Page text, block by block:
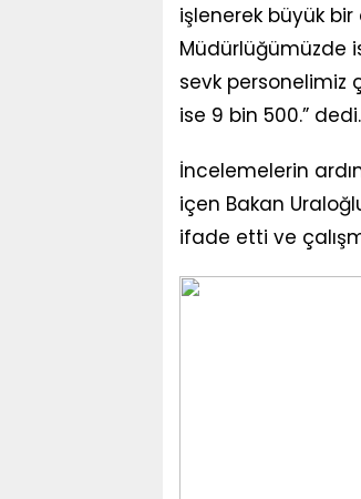
işlenerek büyük
Müdürlüğümüzde
sevk personelimiz
ise 9 bin 500.” dedi.
İncelemelerin
içen Bakan
ifade etti ve